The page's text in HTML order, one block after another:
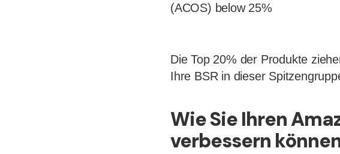
(ACOS) below 25%
Die Top 20% der Produkte
Ihre BSR in dieser
Wie Sie Ihren
verbessern